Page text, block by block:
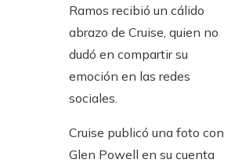
Ramos recibió un cálido
abrazo de Cruise, quien no
dudó en compartir su
emoción en las redes
sociales.
Cruise publicó una foto con
Glen Powell en su cuenta